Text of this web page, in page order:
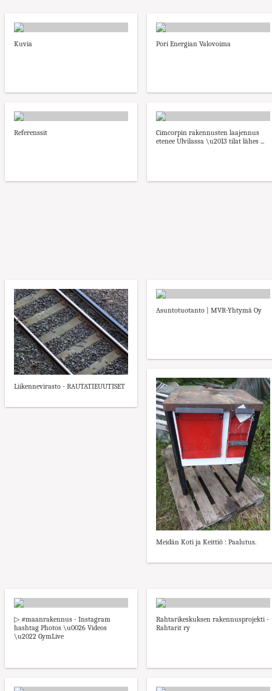
Kuvia Pori Energian Valovoima
Referenssit
Cimcorpin rakennusten laajennus
etenee Ulvilassa \u2013 tilat lähes ...
Liikennevirasto - RAUTATIEUUTISET
Asuntotuotanto | MVR-Yhtymä Oy
Meidän Koti ja Keittiö : Paalutus.
▷ #maanrakennus - Instagram
hashtag Photos \u0026 Videos
\u2022 GymLive
Rahtarikeskuksen rakennusprojekti -
Rahtarit ry